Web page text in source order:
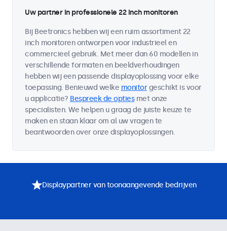
Uw partner in professionele 22 inch monitoren
Bij Beetronics hebben wij een ruim assortiment 22
inch monitoren ontworpen voor industrieel en
commercieel gebruik. Met meer dan 60 modellen in
verschillende formaten en beeldverhoudingen
hebben wij een passende displayoplossing voor elke
toepassing. Benieuwd welke monitorgeschikt is voor
u applicatie? Bespreek de optiesmet onze
specialisten. We helpen u graag de juiste keuze te
maken en staan klaar om al uw vragen te
beantwoorden over onze displayoplossingen.
Displaypartner van toonaangevende bedrijven